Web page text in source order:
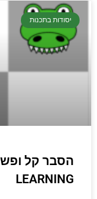
יסודות בתכנות
LEARNING